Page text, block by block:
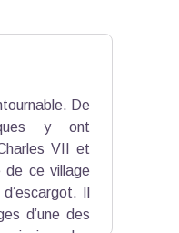
De
y ont
VII et
de ce village
Il
d’une des